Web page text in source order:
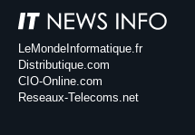
LeMondeInformatique.fr
Distributique.com
CIO-Online.com
Reseaux-Telecoms.net